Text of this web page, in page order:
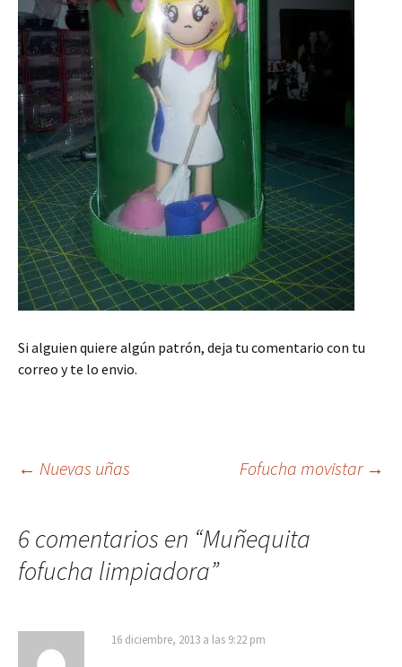
Si alguien quiere algún patrón, deja tu comentario con tu
correo y te lo envio.
Navegación
de
entradas
← Nuevas uñas Fofucha movistar →
6 comentarios en “Muñequita
fofucha limpiadora”
16 diciembre, 2013 a las 9:22 pm